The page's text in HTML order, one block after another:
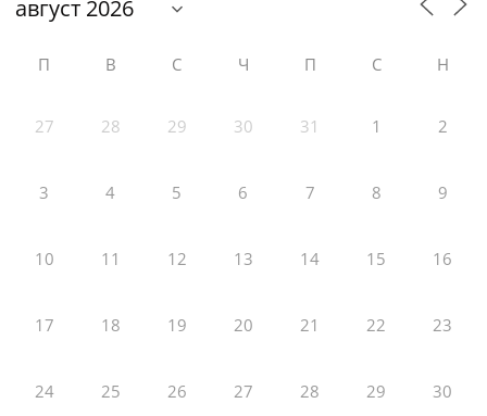
П В С Ч П С Н
27 28 29 30 31 1 2
3 4 5 6 7 8 9
10 11 12 13 14 15 16
17 18 19 20 21 22 23
24 25 26 27 28 29 30